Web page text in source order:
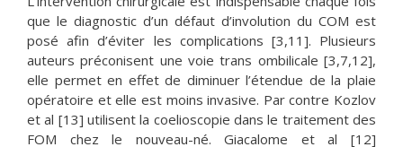
que le diagnostic d’un défaut d’involution du COM est
posé afin d’éviter les complications [3,11]. Plusieurs
auteurs préconisent une voie trans ombilicale [3,7,12],
elle permet en effet de diminuer l’étendue de la plaie
opératoire et elle est moins invasive. Par contre Kozlov
et al [13] utilisent la coelioscopie dans le traitement des
FOM chez le nouveau-né. Giacalome et al [12]